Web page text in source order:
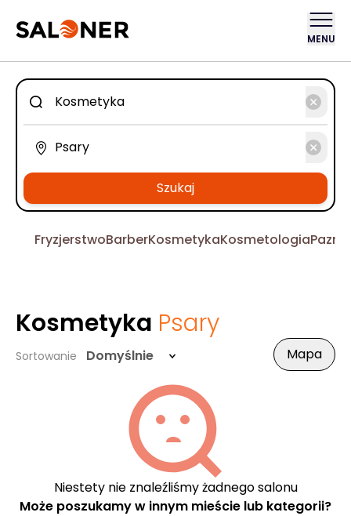
MENU
Szukaj
FryzjerstwoBarberKosmetykaKosmetologia
Kosmetyka Psary
Sortowanie Domyślnie Mapa
Niestety nie znaleźliśmy żadnego salonu
Może poszukamy w innym mieście lub kategorii?